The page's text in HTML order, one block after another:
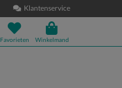
Klantenservice
Favorieten Winkelmand